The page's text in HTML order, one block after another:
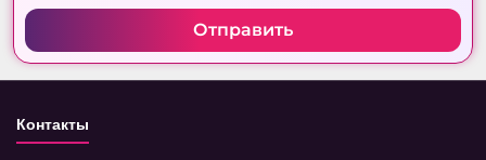
Отправить
Контакты